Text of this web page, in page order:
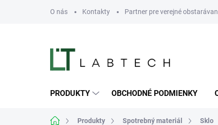
O nás Kontakty Partner pre verejné
PRODUKTY OBCHODNÉ PODMIENKY
DomovProdukty Spotrebný materiál Sklo